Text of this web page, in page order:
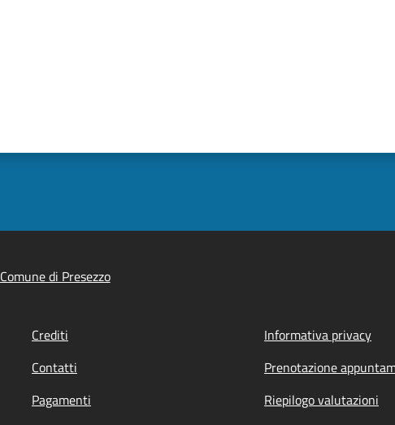
Comune di Presezzo
Crediti Informativa privacy
Contatti Prenotazione
Pagamenti Riepilogo valutazioni